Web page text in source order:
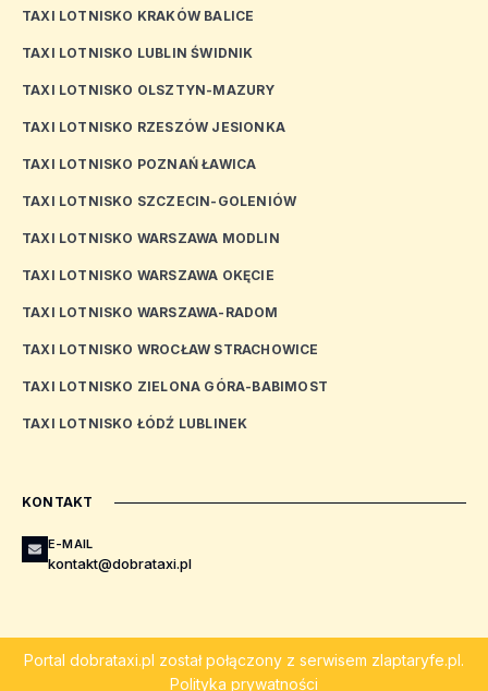
TAXI LOTNISKO KRAKÓW BALICE
TAXI LOTNISKO LUBLIN ŚWIDNIK
TAXI LOTNISKO OLSZTYN-MAZURY
TAXI LOTNISKO RZESZÓW JESIONKA
TAXI LOTNISKO POZNAŃ ŁAWICA
TAXI LOTNISKO SZCZECIN-GOLENIÓW
TAXI LOTNISKO WARSZAWA MODLIN
TAXI LOTNISKO WARSZAWA OKĘCIE
TAXI LOTNISKO WARSZAWA-RADOM
TAXI LOTNISKO WROCŁAW STRACHOWICE
TAXI LOTNISKO ZIELONA GÓRA-BABIMOST
TAXI LOTNISKO ŁÓDŹ LUBLINEK
KONTAKT
E-MAIL
kontakt@dobrataxi.pl
Portal dobrataxi.pl został połączony z serwisem zlaptaryfe.pl.
Polityka prywatności